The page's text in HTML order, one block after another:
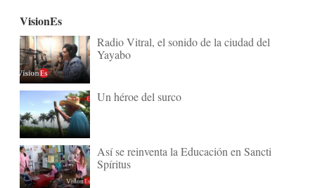
VisionEs
Radio Vitral, el sonido de la ciudad del
Yayabo
Un héroe del surco
Así se reinventa la Educación en Sancti
Spíritus